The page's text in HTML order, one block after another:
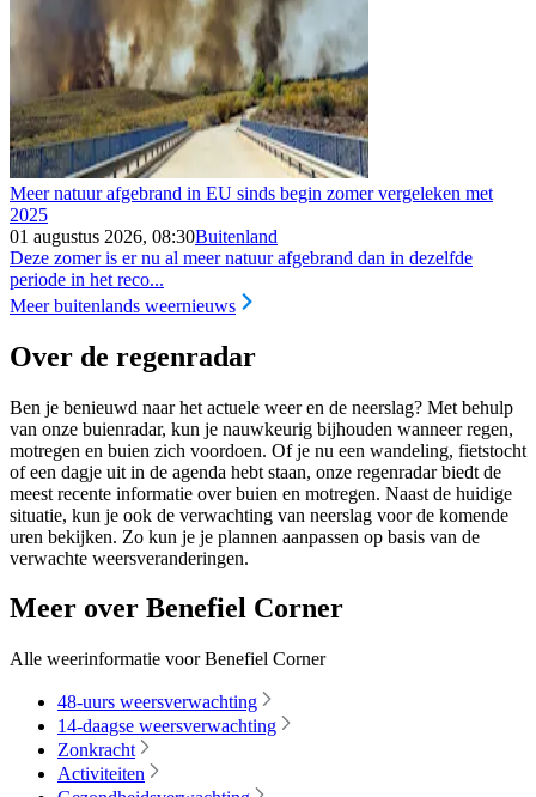
Meer natuur afgebrand in EU sinds begin zomer vergeleken met
2025
01 augustus 2026, 08:30Buitenland
Deze zomer is er nu al meer natuur afgebrand dan in dezelfde
periode in het reco...
Meer buitenlands weernieuws
Over de regenradar
Ben je benieuwd naar het actuele weer en de neerslag? Met behulp
van onze buienradar, kun je nauwkeurig bijhouden wanneer regen,
motregen en buien zich voordoen. Of je nu een wandeling, fietstocht
of een dagje uit in de agenda hebt staan, onze regenradar biedt de
meest recente informatie over buien en motregen. Naast de huidige
situatie, kun je ook de verwachting van neerslag voor de komende
uren bekijken. Zo kun je je plannen aanpassen op basis van de
verwachte weersveranderingen.
Meer over Benefiel Corner
Alle weerinformatie voor Benefiel Corner
48-uurs weersverwachting
14-daagse weersverwachting
Zonkracht
Activiteiten